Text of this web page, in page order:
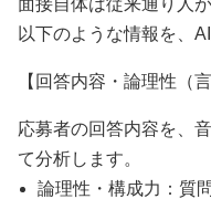
以下のような情報を、
【回答内容・論理性（
応募者の回答内容を、
て分析します。
論理性・構成力：質